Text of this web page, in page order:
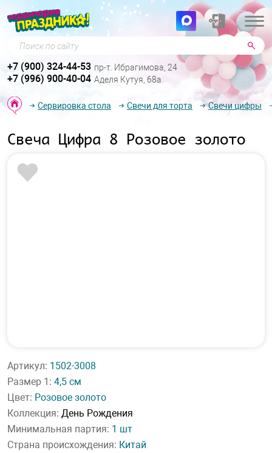
Поиск по сайту
+7 (900) 324-44-53 пр-т. Ибрагимова, 24
+7 (996) 900-40-04 Аделя Кутуя, 68а
Сервировка стола Свечи для торта Свечи цифры
Свеча Цифра 8 Розовое золото
Артикул: 1502-3008
Размер 1: 4,5 см
Цвет: Розовое золото
Коллекция: День Рождения
Минимальная партия: 1 шт
Страна происхождения: Китай